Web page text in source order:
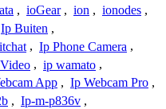
, ioGear , ion , ionodes ,
Ip Buiten ,
, Ip Phone Camera ,
, ip wamato ,
App , Ip Webcam Pro ,
, Ip-m-p836v ,